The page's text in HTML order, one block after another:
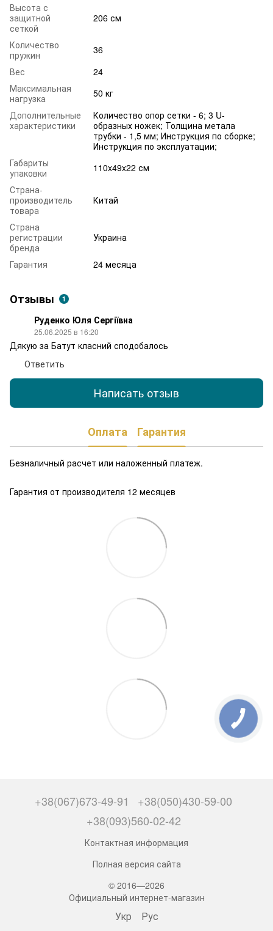
Высота с
защитной
сеткой
206 см
Количество
пружин
36
Вес
24
Максимальная
нагрузка
50 кг
Дополнительные
характеристики
Количество опор сетки - 6; 3 U-
образных ножек; Толщина метала
трубки - 1,5 мм; Инструкция по сборке;
Инструкция по эксплуатации;
Габариты
упаковки
110x49x22 см
Страна-
производитель
товара
Китай
Страна
регистрации
бренда
Украина
Гарантия 24 месяца
Отзывы 1
Руденко Юля Сергіївна
25.06.2025 в 16:20
Дякую за Батут класний сподобалось
Ответить
Написать отзыв
Оплата Гарантия
Безналичный расчет или наложенный платеж.
Гарантия от производителя 12 месяцев
+38(067)673-49-91
+38(050)430-59-00
+38(093)560-02-42
Контактная информация
Полная версия сайта
© 2016—2026
Официальный интернет-магазин
Укр Рус